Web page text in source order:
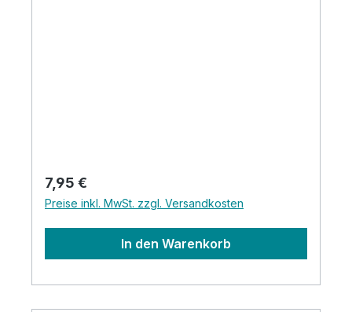
Regulärer Preis:
7,95 €
Preise inkl. MwSt. zzgl. Versandkosten
In den Warenkorb